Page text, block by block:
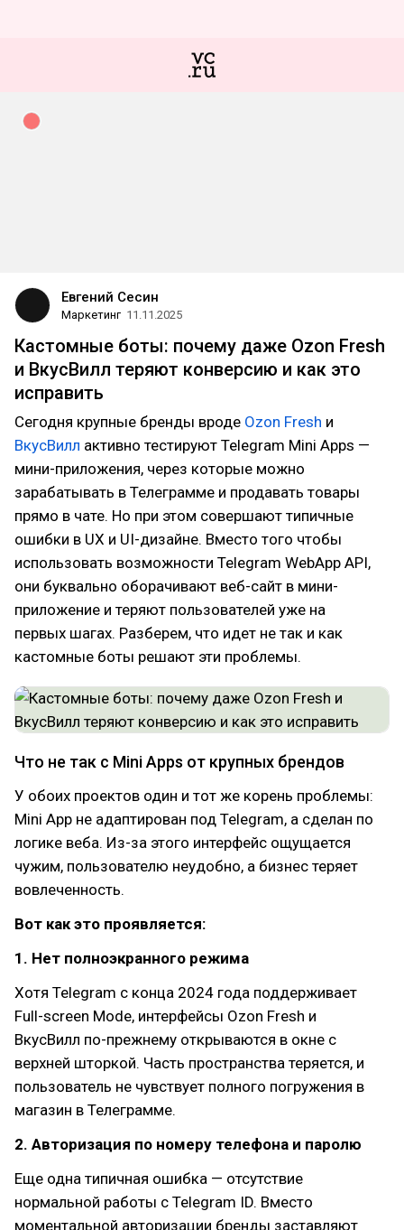
Евгений Сесин
Маркетинг 11.11.2025
Кастомные боты: почему даже Ozon Fresh
и ВкусВилл теряют конверсию и как это
исправить
Сегодня крупные бренды вроде Ozon Fresh и
ВкусВилл активно тестируют Telegram Mini Apps —
мини-приложения, через которые можно
зарабатывать в Телеграмме и продавать товары
прямо в чате. Но при этом совершают типичные
ошибки в UX и UI-дизайне. Вместо того чтобы
использовать возможности Telegram WebApp API,
они буквально оборачивают веб-сайт в мини-
приложение и теряют пользователей уже на
первых шагах. Разберем, что идет не так и как
кастомные боты решают эти проблемы.
Что не так с Mini Apps от крупных брендов
У обоих проектов один и тот же корень проблемы:
Mini App не адаптирован под Telegram, а сделан по
логике веба. Из-за этого интерфейс ощущается
чужим, пользователю неудобно, а бизнес теряет
вовлеченность.
Вот как это проявляется:
1. Нет полноэкранного режима
Хотя Telegram с конца 2024 года поддерживает
Full-screen Mode, интерфейсы Ozon Fresh и
ВкусВилл по-прежнему открываются в окне с
верхней шторкой. Часть пространства теряется, и
пользователь не чувствует полного погружения в
магазин в Телеграмме.
2. Авторизация по номеру телефона и паролю
Еще одна типичная ошибка — отсутствие
нормальной работы с Telegram ID. Вместо
моментальной авторизации бренды заставляют